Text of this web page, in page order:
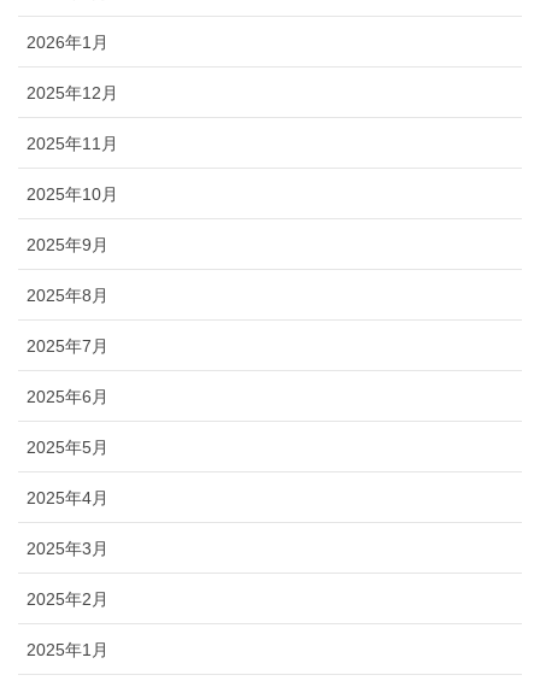
2026年1月
2025年12月
2025年11月
2025年10月
2025年9月
2025年8月
2025年7月
2025年6月
2025年5月
2025年4月
2025年3月
2025年2月
2025年1月